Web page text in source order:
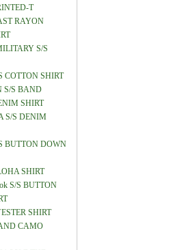
T
RAYON
S/S
COTTON SHIRT
S/S BAND
SHIRT
S/S DENIM
BUTTON DOWN
SHIRT
S/S BUTTON
SHIRT
CAMO